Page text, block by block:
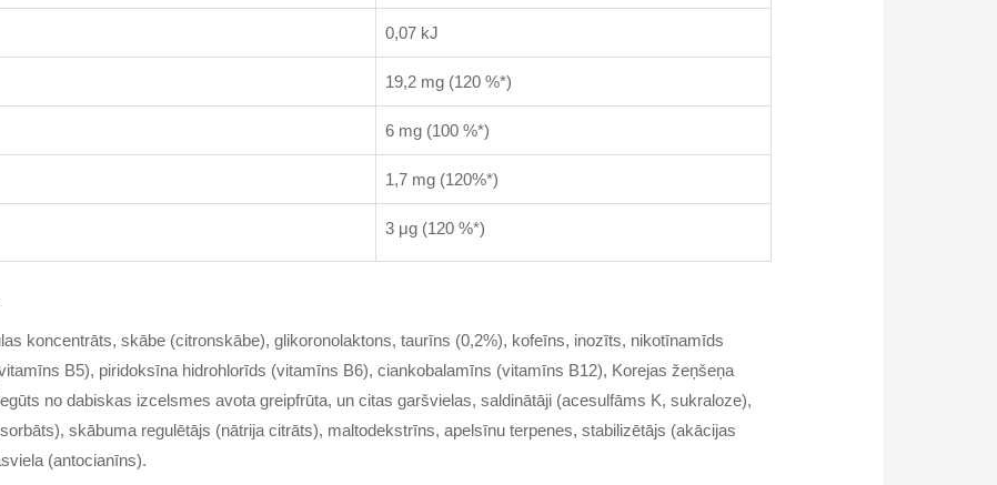
0,07 kJ
19,2 mg (120 %*)
6 mg (100 %*)
1,7 mg (120%*)
3 μg (120 %*)
koncentrāts, skābe (citronskābe), glikoronolaktons, taurīns (0,2%), kofeīns, inozīts, nikotīnamīds
B5), piridoksīna hidrohlorīds (vitamīns B6), ciankobalamīns (vitamīns B12), Korejas žeņšeņa
no dabiskas izcelsmes avota greipfrūta, un citas garšvielas, saldinātāji (acesulfāms K, sukraloze),
skābuma regulētājs (nātrija citrāts), maltodekstrīns, apelsīnu terpenes, stabilizētājs (akācijas
(antocianīns).